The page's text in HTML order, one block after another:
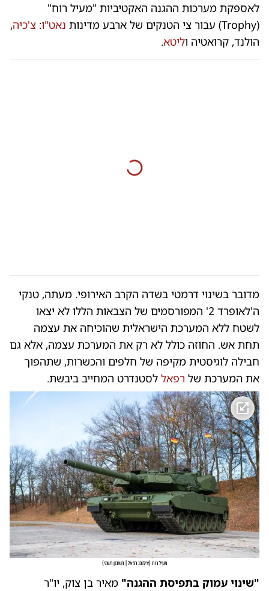
לאספקת מערכות ההגנה האקטיביות "מעיל רוח"
(Trophy) עבור צי הטנקים של ארבע מדינות
נאט"ו: צ'כיה,
הולנד, קרואטיה וליטא.
מדובר בשינוי דרמטי בשדה הקרב האירופי. מעתה, טנקי
ה'לאופרד 2' המפורסמים של הצבאות הללו לא יצאו
לשטח ללא המערכת הישראלית שהוכיחה את עצמה
תחת אש. החוזה כולל לא רק את המערכת עצמה, אלא גם
חבילה לוגיסטית מקיפה של חלפים והכשרות, שתהפוך
את המערכת של רפאל לסטנדרט המחייב ביבשת.
מעיל רוח (צילום: רפאל | חשבון רשמי)
"שינוי עמוק בתפיסת ההגנה" מאיר בן צוק, יו"ר